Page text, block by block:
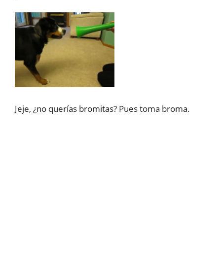
Jeje, ¿no querías bromitas? Pues toma broma.